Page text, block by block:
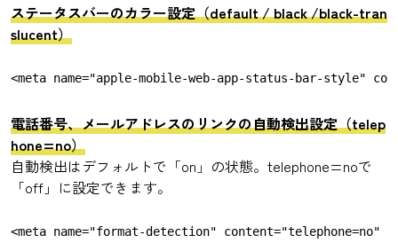
ステータスバーのカラー設定（default / black /black-tran
slucent）
電話番号、メールアドレスのリンクの自動検出設定（telep
hone=no）
自動検出はデフォルトで「on」の状態。telephone=noで
「off」に設定できます。